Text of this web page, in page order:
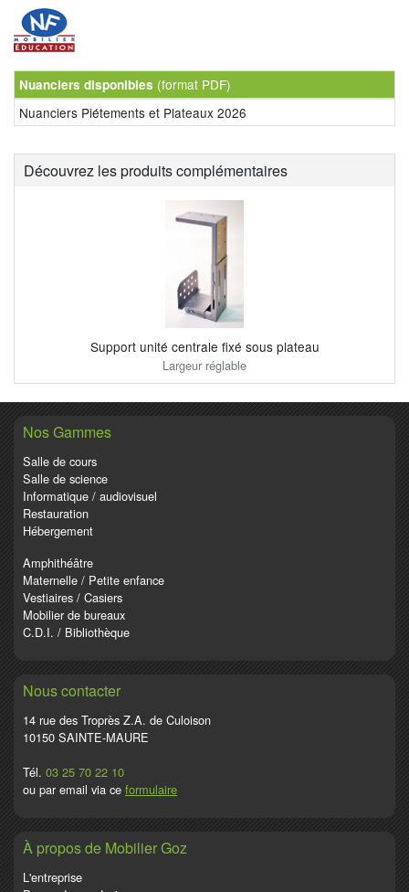
Nuanciers disponibles (format PDF)
Nuanciers Piétements et Plateaux 2026
Découvrez les produits complémentaires
Support unité centrale fixé sous plateau
Largeur réglable
Nos Gammes
Salle de cours
Salle de science
Informatique / audiovisuel
Restauration
Hébergement
Amphithéâtre
Maternelle / Petite enfance
Vestiaires / Casiers
Mobilier de bureaux
C.D.I. / Bibliothèque
Nous contacter
14 rue des Troprès Z.A. de Culoison
10150 SAINTE-MAURE
Tél. 03 25 70 22 10
ou par email via ce formulaire
À propos de Mobilier Goz
L'entreprise